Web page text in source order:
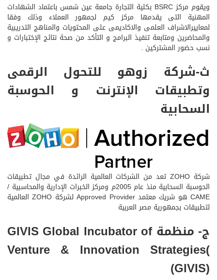
ويقوم مركز BSRC بكلية التجارة جامعة عين شمس باعتماد الشهادات
المهنية التى يقدمها مركز كيم لجمهور العملاء وذلك وفقا
لمعاييرالاشراف العلمى والاكاديمى على المحتويات والمناهج التدريبية
والمحاضرين ومتابعة تنفيذ البرامج و التأكد من صحة نتائج الإختبارات و
نسب حضور المشتركين .
ث-شركة زوهو للتحول الرقمى
وتطبيقات الإنترنت و الحوسبة
السحابية
شركة ZOHO تعد من الشركات العالمية الرائدة في مجال تطبيقات
الحوسبة السحابية منذ عام 2005م ومركز الخبرات الإدارية والمحاسبية /
CAME هو شريك معتمد Approved Provider لشركة ZOHO العالمية
لتطبيقات بجمهورية مصر العربية
ج- منظمة GIVIS Global Incubator of
Venture & Innovation Strategies(
(GIVIS)